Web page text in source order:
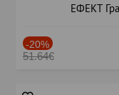
ЕФЕКТ
-20%
51.64€